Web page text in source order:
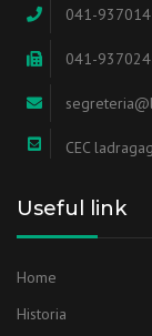
041-937014
041-937024
CEC
Useful link
Home
Historia